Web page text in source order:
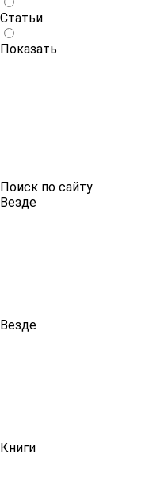
Статьи
Показать
Поиск по сайту
Везде
Везде
Книги